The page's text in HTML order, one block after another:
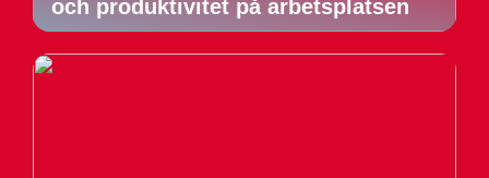
och produktivitet på arbetsplatsen